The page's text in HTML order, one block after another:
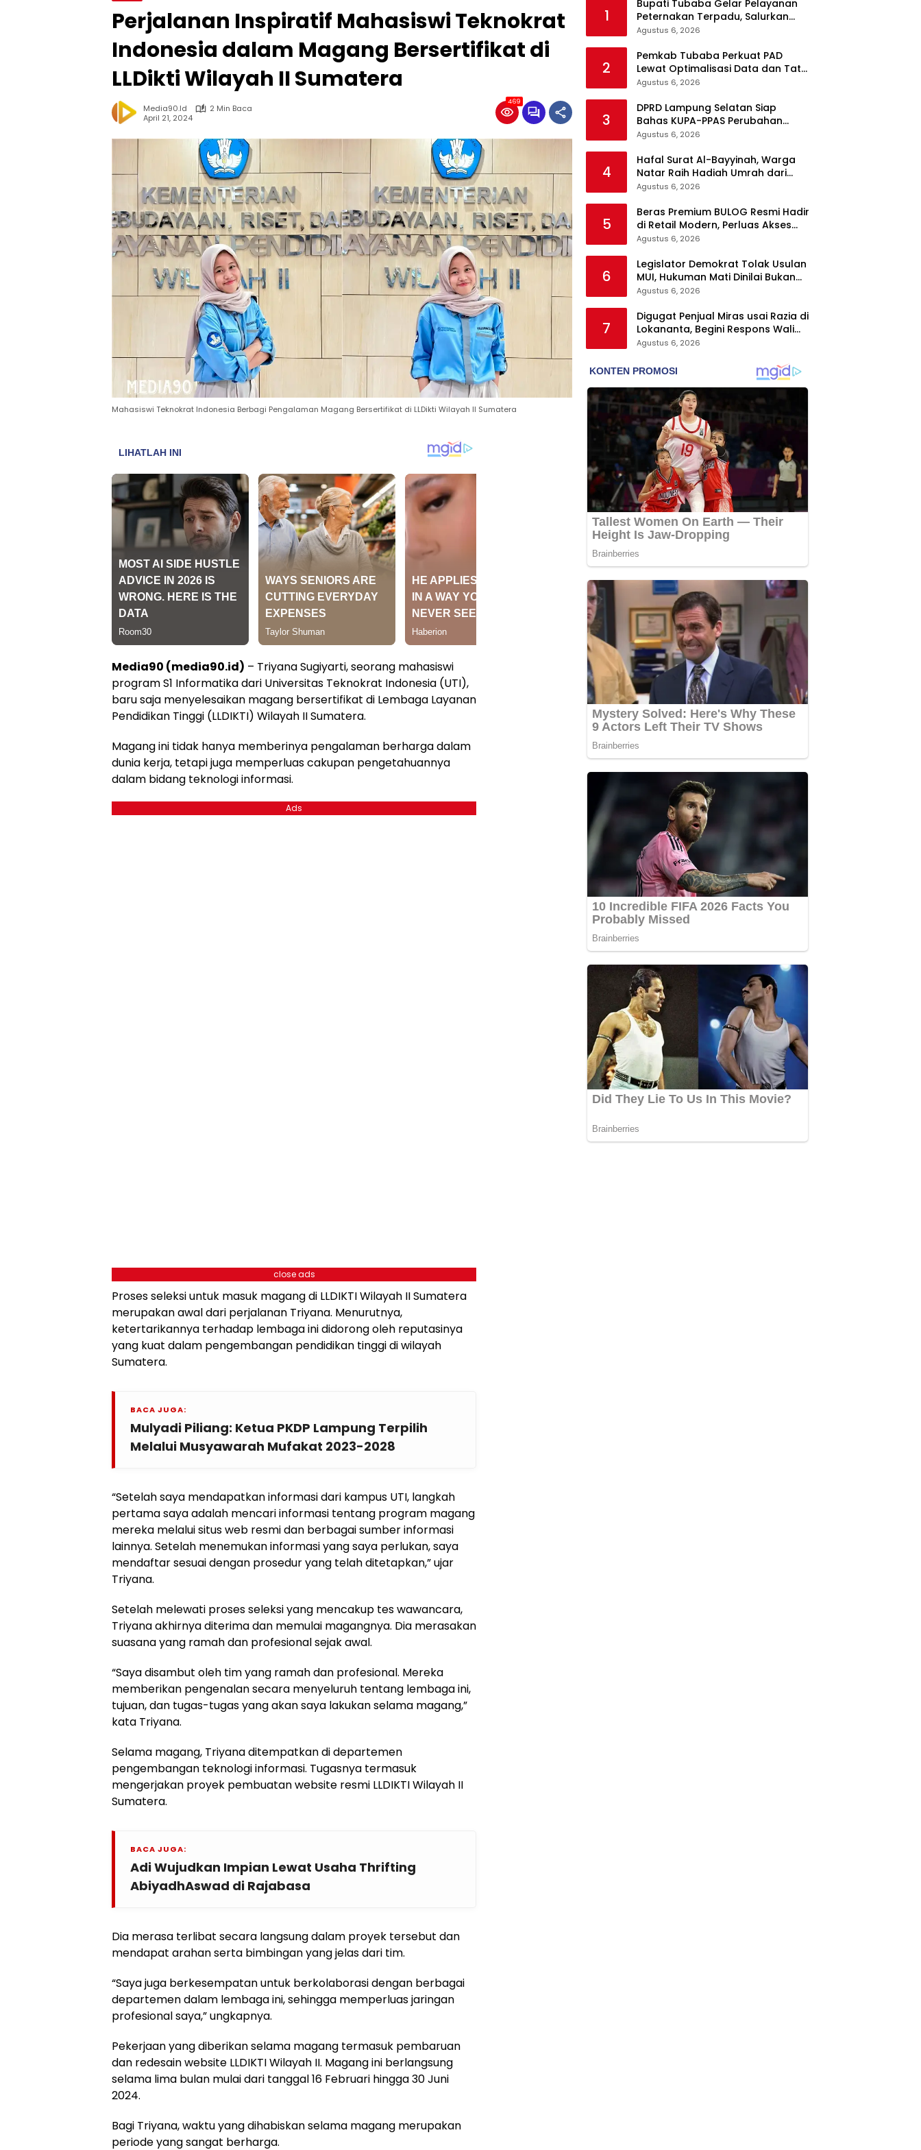
Perjalanan Inspiratif Mahasiswi Teknokrat
Indonesia dalam Magang Bersertifikat di
LLDikti Wilayah II Sumatera
Media90.id
2 Min Baca
April 21, 2024
469
Mahasiswi Teknokrat Indonesia Berbagi Pengalaman Magang Bersertifikat di LLDikti Wilayah II Sumatera
Media90 (media90.id) – Triyana Sugiyarti, seorang mahasiswi
program S1 Informatika dari Universitas Teknokrat Indonesia (UTI),
baru saja menyelesaikan magang bersertifikat di Lembaga Layanan
Pendidikan Tinggi (LLDIKTI) Wilayah II Sumatera.
Magang ini tidak hanya memberinya pengalaman berharga dalam
dunia kerja, tetapi juga memperluas cakupan pengetahuannya
dalam bidang teknologi informasi.
Ads
close ads
Proses seleksi untuk masuk magang di LLDIKTI Wilayah II Sumatera
merupakan awal dari perjalanan Triyana. Menurutnya,
ketertarikannya terhadap lembaga ini didorong oleh reputasinya
yang kuat dalam pengembangan pendidikan tinggi di wilayah
Sumatera.
BACA JUGA:
Mulyadi Piliang: Ketua PKDP Lampung Terpilih
Melalui Musyawarah Mufakat 2023-2028
“Setelah saya mendapatkan informasi dari kampus UTI, langkah
pertama saya adalah mencari informasi tentang program magang
mereka melalui situs web resmi dan berbagai sumber informasi
lainnya. Setelah menemukan informasi yang saya perlukan, saya
mendaftar sesuai dengan prosedur yang telah ditetapkan,” ujar
Triyana.
Setelah melewati proses seleksi yang mencakup tes wawancara,
Triyana akhirnya diterima dan memulai magangnya. Dia merasakan
suasana yang ramah dan profesional sejak awal.
“Saya disambut oleh tim yang ramah dan profesional. Mereka
memberikan pengenalan secara menyeluruh tentang lembaga ini,
tujuan, dan tugas-tugas yang akan saya lakukan selama magang,”
kata Triyana.
Selama magang, Triyana ditempatkan di departemen
pengembangan teknologi informasi. Tugasnya termasuk
mengerjakan proyek pembuatan website resmi LLDIKTI Wilayah II
Sumatera.
BACA JUGA:
Adi Wujudkan Impian Lewat Usaha Thrifting
AbiyadhAswad di Rajabasa
Dia merasa terlibat secara langsung dalam proyek tersebut dan
mendapat arahan serta bimbingan yang jelas dari tim.
“Saya juga berkesempatan untuk berkolaborasi dengan berbagai
departemen dalam lembaga ini, sehingga memperluas jaringan
profesional saya,” ungkapnya.
Pekerjaan yang diberikan selama magang termasuk pembaruan
dan redesain website LLDIKTI Wilayah II. Magang ini berlangsung
selama lima bulan mulai dari tanggal 16 Februari hingga 30 Juni
2024.
Bagi Triyana, waktu yang dihabiskan selama magang merupakan
periode yang sangat berharga.
1
Bupati Tubaba Gelar Pelayanan
Peternakan Terpadu, Salurkan
KUR dan Sosialisasikan BPJS
Agustus 6, 2026
2
Pemkab Tubaba Perkuat PAD
Lewat Optimalisasi Data dan Tata
Kelola yang Akuntabel
Agustus 6, 2026
3
DPRD Lampung Selatan Siap
Bahas KUPA-PPAS Perubahan
APBD 2026, Program
Agustus 6, 2026
4
Hafal Surat Al-Bayyinah, Warga
Natar Raih Hadiah Umrah dari
Bupati Lampung Selatan
Agustus 6, 2026
5
Beras Premium BULOG Resmi Hadir
di Retail Modern, Perluas Akses
Masyarakat
Agustus 6, 2026
6
Legislator Demokrat Tolak Usulan
MUI, Hukuman Mati Dinilai Bukan
Solusi Berantas Korupsi
Agustus 6, 2026
7
Digugat Penjual Miras usai Razia di
Lokananta, Begini Respons Wali
Kota Solo
Agustus 6, 2026